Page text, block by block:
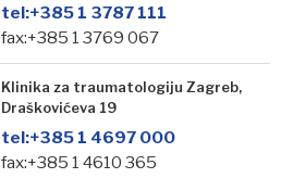
tel:+385 1 3787 111
fax:+385 1 3769 067
Klinika za traumatologiju Zagreb,
Draškovićeva 19
tel:+385 1 4697 000
fax:+385 1 4610 365